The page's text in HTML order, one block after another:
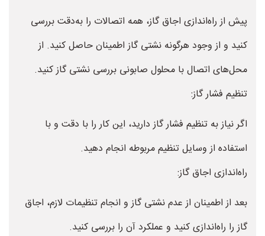
پیش از راه‌اندازی اجاق گاز، همه اتصالات را به‌دقت بررسی
کنید و از وجود هرگونه نشتی گاز اطمینان حاصل کنید. از
محل‌های اتصال با محلول صابونی بررسی نشتی گاز کنید.
تنظیم فشار گاز:
اگر نیاز به تنظیم فشار گاز دارید، این کار را با دقت و با
استفاده از وسایل تنظیم مربوطه انجام دهید.
راه‌اندازی اجاق گاز:
بعد از اطمینان از عدم نشتی گاز و انجام تنظیمات لازم، اجاق
گاز را راه‌اندازی کنید و عملکرد آن را بررسی کنید.